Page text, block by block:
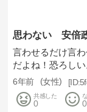
思わない 安倍
言わせるだけ言
だよね！恐ろしい
6年前 女性
共感した
0 0